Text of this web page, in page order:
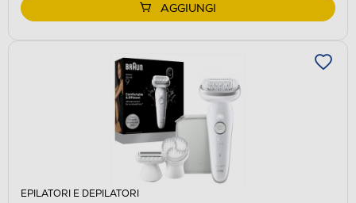
AGGIUNGI
EPILATORI E DEPILATORI